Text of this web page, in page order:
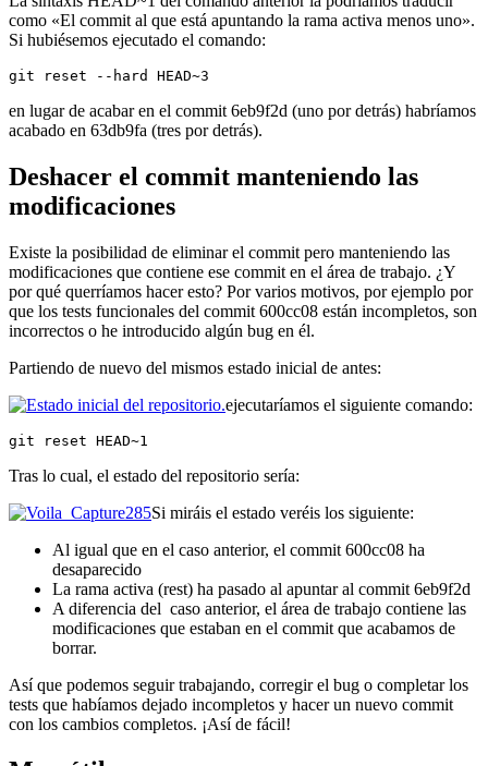
como «El commit al que está apuntando la rama activa menos uno».
Si hubiésemos ejecutado el comando:
git reset --hard HEAD~3
en lugar de acabar en el commit 6eb9f2d (uno por detrás) habríamos
acabado en 63db9fa (tres por detrás).
Deshacer el commit manteniendo las
modificaciones
Existe la posibilidad de eliminar el commit pero manteniendo las
modificaciones que contiene ese commit en el área de trabajo. ¿Y
por qué querríamos hacer esto? Por varios motivos, por ejemplo por
que los tests funcionales del commit 600cc08 están incompletos, son
incorrectos o he introducido algún bug en él.
Partiendo de nuevo del mismos estado inicial de antes:
ejecutaríamos el siguiente comando:
git reset HEAD~1
Tras lo cual, el estado del repositorio sería:
Si miráis el estado veréis los siguiente:
Al igual que en el caso anterior, el commit 600cc08 ha
desaparecido
La rama activa (rest) ha pasado al apuntar al commit 6eb9f2d
A diferencia del caso anterior, el área de trabajo contiene las
modificaciones que estaban en el commit que acabamos de
borrar.
Así que podemos seguir trabajando, corregir el bug o completar los
tests que habíamos dejado incompletos y hacer un nuevo commit
con los cambios completos. ¡Así de fácil!